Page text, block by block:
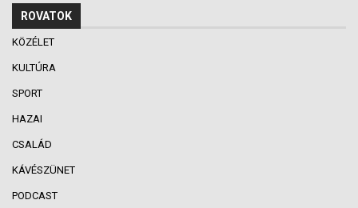
ROVATOK
KÖZÉLET
KULTÚRA
SPORT
HAZAI
CSALÁD
KÁVÉSZÜNET
PODCAST